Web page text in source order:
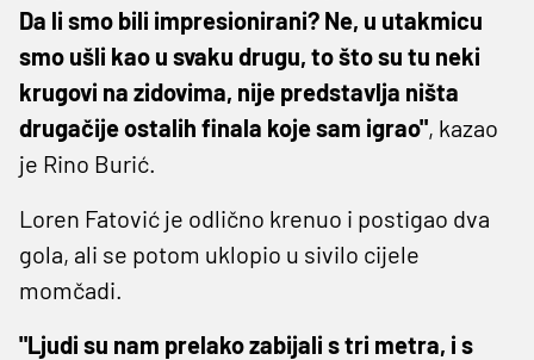
Da li smo bili impresionirani? Ne, u utakmicu
smo ušli kao u svaku drugu, to što su tu neki
krugovi na zidovima, nije predstavlja ništa
drugačije ostalih finala koje sam igrao", kazao
je Rino Burić.
Loren Fatović je odlično krenuo i postigao dva
gola, ali se potom uklopio u sivilo cijele
momčadi.
"Ljudi su nam prelako zabijali s tri metra, i s